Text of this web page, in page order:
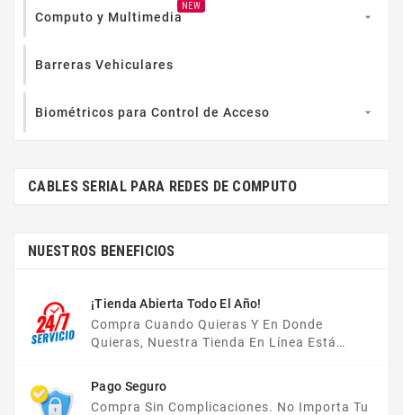
Computo y Multimedia
NEW

Barreras Vehiculares
Biométricos para Control de Acceso 
CABLES SERIAL PARA REDES DE COMPUTO
NUESTROS BENEFICIOS
¡Tienda Abierta Todo El Año!
Compra Cuando Quieras Y En Donde
Quieras, Nuestra Tienda En Línea Está
Pago Seguro
Compra Sin Complicaciones. No Importa Tu